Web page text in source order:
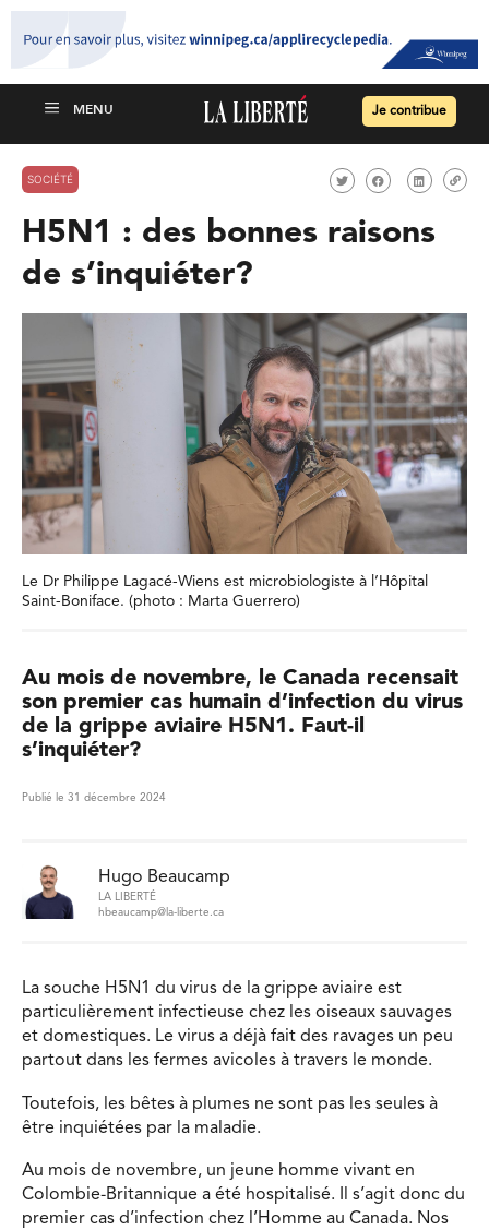
Je contribue
SOCIÉTÉ
H5N1 : des bonnes raisons
de s’inquiéter?
Le Dr Philippe Lagacé-Wiens est microbiologiste à l’Hôpital
Saint-Boniface. (photo : Marta Guerrero)
Au mois de novembre, le Canada recensait
son premier cas humain d’infection du virus
de la grippe aviaire H5N1. Faut-il
s’inquiéter?
Publié le 31 décembre 2024
Hugo Beaucamp
LA LIBERTÉ
hbeaucamp@la-liberte.ca
La souche H5N1 du virus de la grippe aviaire est
particulièrement infectieuse chez les oiseaux sauvages
et domestiques. Le virus a déjà fait des ravages un peu
partout dans les fermes avicoles à travers le monde.
Toutefois, les bêtes à plumes ne sont pas les seules à
être inquiétées par la maladie.
Au mois de novembre, un jeune homme vivant en
Colombie-Britannique a été hospitalisé. Il s’agit donc du
premier cas d’infection chez l’Homme au Canada. Nos